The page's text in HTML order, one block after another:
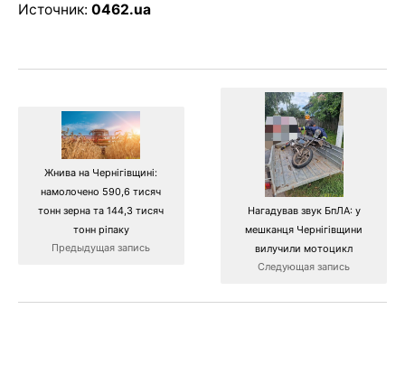
Источник: 0462.ua
Жнива на Чернігівщині:
намолочено 590,6 тисяч
тонн зерна та 144,3 тисяч
тонн ріпаку
Предыдущая запись
Нагадував звук БпЛА: у
мешканця Чернігівщини
вилучили мотоцикл
Следующая запись